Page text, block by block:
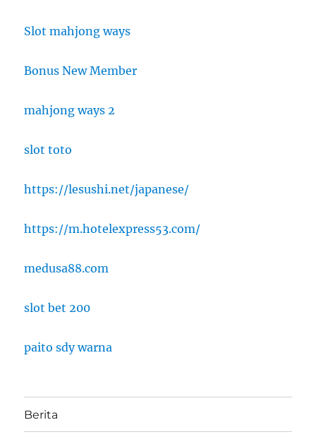
Slot mahjong ways
Bonus New Member
mahjong ways 2
slot toto
https://lesushi.net/japanese/
https://m.hotelexpress53.com/
medusa88.com
slot bet 200
paito sdy warna
Berita